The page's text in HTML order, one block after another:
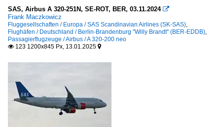
SAS, Airbus A 320-251N, SE-ROT, BER, 03.11.2024 
Frank Maczkowicz
Fluggesellschaften / Europa / SAS Scandinavian Airlines (SK-SAS),
Flughäfen / Deutschland / Berlin-Brandenburg "Willy Brandt" (BER-EDDB),
Passagierflugzeuge / Airbus / A 320-200 neo
 123 1200x845 Px, 13.01.2025 